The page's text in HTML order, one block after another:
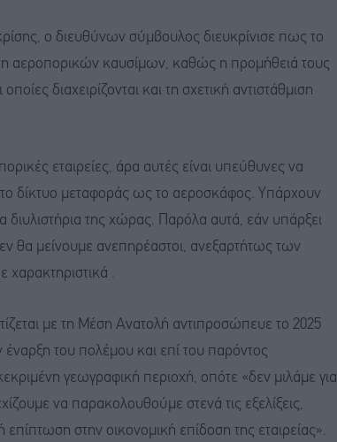
ο διευθύνων σύμβουλος διευκρίνισε πως το
αεροπορικών καυσίμων, καθώς η προμήθειά τους
διαχειρίζονται και τη σχετική αντιστάθμιση
εταιρείες, άρα αυτές είναι υπεύθυνες να
δίκτυο μεταφοράς ως το αεροσκάφος. Υπάρχουν
της χώρας. Παρόλα αυτά, εάν υπάρξει
θα μείνουμε ανεπηρέαστοι, ανεξαρτήτως των
χαρακτηριστικά .
με τη Μέση Ανατολή αντιπροσώπευε το 2025
έναρξη του πολέμου και επί του παρόντος
γεωγραφική περιοχή, οπότε «δεν μιλάμε για
να παρακολουθούμε στενά τις εξελίξεις,
στην οικονομική επίδοση της εταιρείας».